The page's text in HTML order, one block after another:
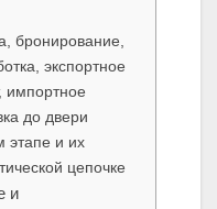
бронирование,
экспортное
до двери
этапе и их
цепочке
и